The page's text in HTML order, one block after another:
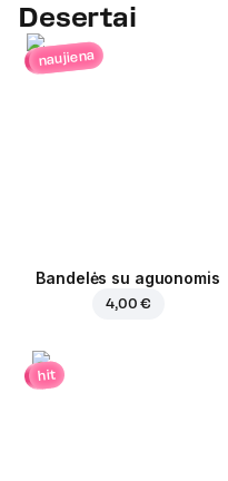
Desertai
naujiena
Bandelės su aguonomis
4,00 €
hit